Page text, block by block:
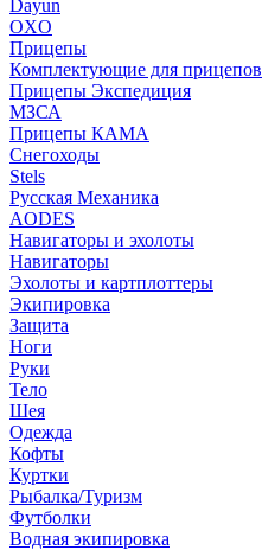
Dayun
OXO
Прицепы
Комплектующие для прицепов
Прицепы Экспедиция
МЗСА
Прицепы КАМА
Снегоходы
Stels
Русская Механика
AODES
Навигаторы и эхолоты
Навигаторы
Эхолоты и картплоттеры
Экипировка
Защита
Ноги
Руки
Тело
Шея
Одежда
Кофты
Куртки
Рыбалка/Туризм
Футболки
Водная экипировка